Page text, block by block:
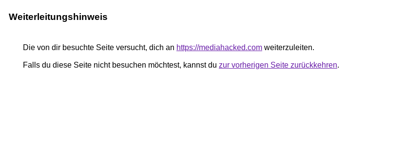
Weiterleitungshinweis
Die von dir besuchte Seite versucht, dich an https://mediahacked.com weiterzuleiten.
Falls du diese Seite nicht besuchen möchtest, kannst du zur vorherigen Seite zurückkehren.